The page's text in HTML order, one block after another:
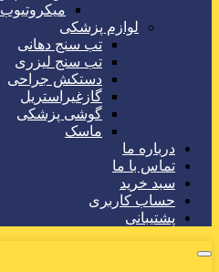
میکروتیوب
لوازم پزشکی
تب سنج دهانی
تب سنج لیزری
دستکش جراحی
گازغیراستریل
گوشی پزشکی
ماسک
درباره ما
تماس با ما
سبد خرید
حساب کاربری
پشتیبانی